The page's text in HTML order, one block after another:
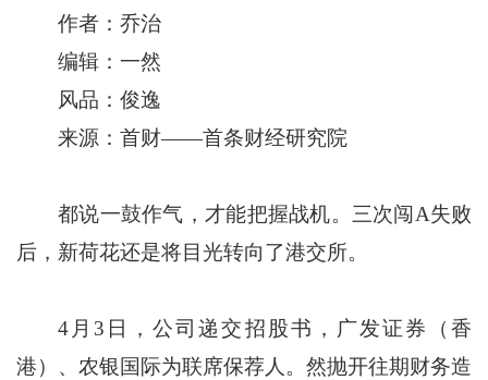
作者：乔治
编辑：一然
风品：俊逸
来源：首财——首条财经研究院
都说一鼓作气，才能把握战机。三次闯A失败
后，新荷花还是将目光转向了港交所。
4月3日，公司递交招股书，广发证券（香
港）、农银国际为联席保荐人。然抛开往期财务造